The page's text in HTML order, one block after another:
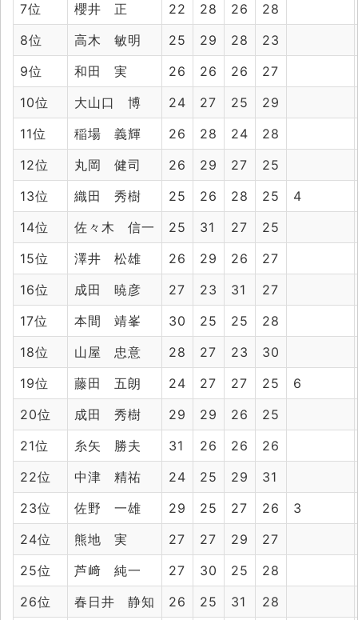
7位
櫻井 正 22 28 26
28
8位
高木 敏明 25 29 28
23
9位
和田 実 26 26 26
27
10位
大山口 博 24 27 25
29
11位
稲場 義輝 26 28 24
28
12位
丸岡 健司 26 29 27
25
13位
織田 秀樹 25 26 28 25
4
14位
佐々木 信一 25 31 27
25
15位
澤井 松雄 26 29 26
27
16位
成田 暁彦 27 23 31
27
17位
本間 靖峯 30 25 25
28
18位
山屋 忠意 28 27 23
30
19位
藤田 五朗 24 27 27 25
6
20位
成田 秀樹 29 29 26
25
21位
糸矢 勝夫 31 26 26
26
22位
中津 精祐 24 25 29
31
23位
佐野 一雄 29 25 27 26
3
24位
熊地 実 27 27 29
27
25位
芦﨑 純一 27 30 25
28
26位
春日井 静知 26 25 31
28